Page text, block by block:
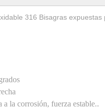
316 Bisagras expuestas
la corrosión, fuerza estable..